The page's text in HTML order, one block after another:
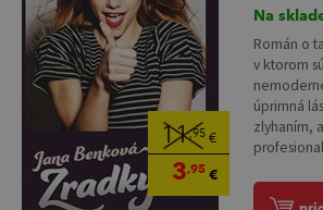
11,95 €
3,95 €
Na
Román o
v ktorom
úprimná
zlyhaním,